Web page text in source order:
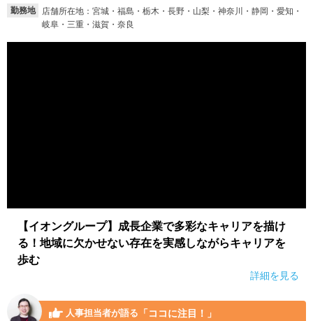
勤務地
店舗所在地：宮城・福島・栃木・長野・山梨・神奈川・静岡・愛知・
岐阜・三重・滋賀・奈良
【イオングループ】成長企業で多彩なキャリアを描け
る！地域に欠かせない存在を実感しながらキャリアを
歩む
詳細を見る
人事担当者が語る 「ココに注目！」